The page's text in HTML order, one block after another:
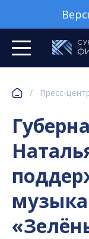
/ Пресс-